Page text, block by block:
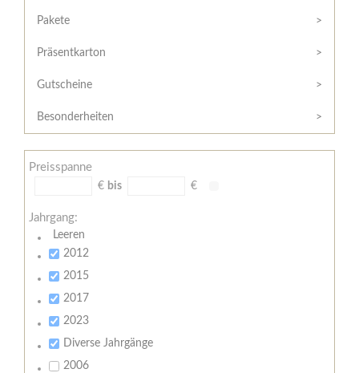
/
Widerrufsformular
AGB
Zahlungsbedingungen
Meine
Pakete
Präsentkarton
Gutscheine
Besonderheiten
Preisspanne
€ bis €
Jahrgang:
Leeren
2012
2015
2017
2023
Diverse Jahrgänge
2006